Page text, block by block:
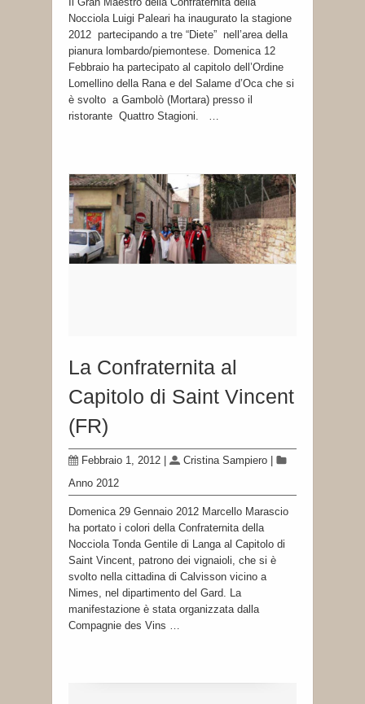
Nocciola Luigi Paleari ha inaugurato la stagione
2012 partecipando a tre “Diete” nell’area della
pianura lombardo/piemontese. Domenica 12
Febbraio ha partecipato al capitolo dell’Ordine
Lomellino della Rana e del Salame d’Oca che si
è svolto a Gambolò (Mortara) presso il
ristorante Quattro Stagioni. …
La Confraternita al
Capitolo di Saint Vincent
(FR)
Febbraio 1, 2012 Cristina Sampiero
Anno 2012
Domenica 29 Gennaio 2012 Marcello Marascio
ha portato i colori della Confraternita della
Nocciola Tonda Gentile di Langa al Capitolo di
Saint Vincent, patrono dei vignaioli, che si è
svolto nella cittadina di Calvisson vicino a
Nimes, nel dipartimento del Gard. La
manifestazione è stata organizzata dalla
Compagnie des Vins …